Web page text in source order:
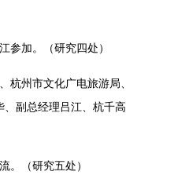
参加。（研究四处）
杭州市文化广电旅游局、
副总经理吕江、杭千高
。（研究五处）